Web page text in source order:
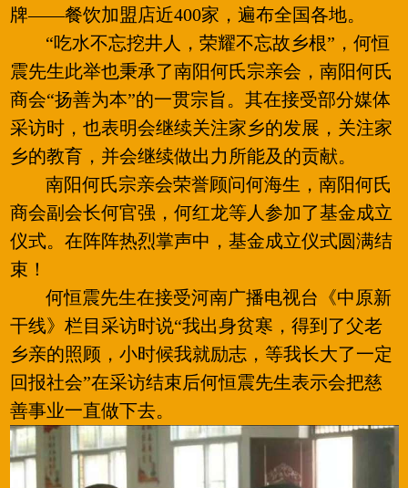
牌——餐饮加盟店近400家，遍布全国各地。
“吃水不忘挖井人，荣耀不忘故乡根”，何恒
震先生此举也秉承了南阳何氏宗亲会，南阳何氏
商会“扬善为本”的一贯宗旨。其在接受部分媒体
采访时，也表明会继续关注家乡的发展，关注家
乡的教育，并会继续做出力所能及的贡献。
南阳何氏宗亲会荣誉顾问何海生，南阳何氏
商会副会长何官强，何红龙等人参加了基金成立
仪式。在阵阵热烈掌声中，基金成立仪式圆满结
束！
何恒震先生在接受河南广播电视台《中原新
干线》栏目采访时说“我出身贫寒，得到了父老
乡亲的照顾，小时候我就励志，等我长大了一定
回报社会”在采访结束后何恒震先生表示会把慈
善事业一直做下去。